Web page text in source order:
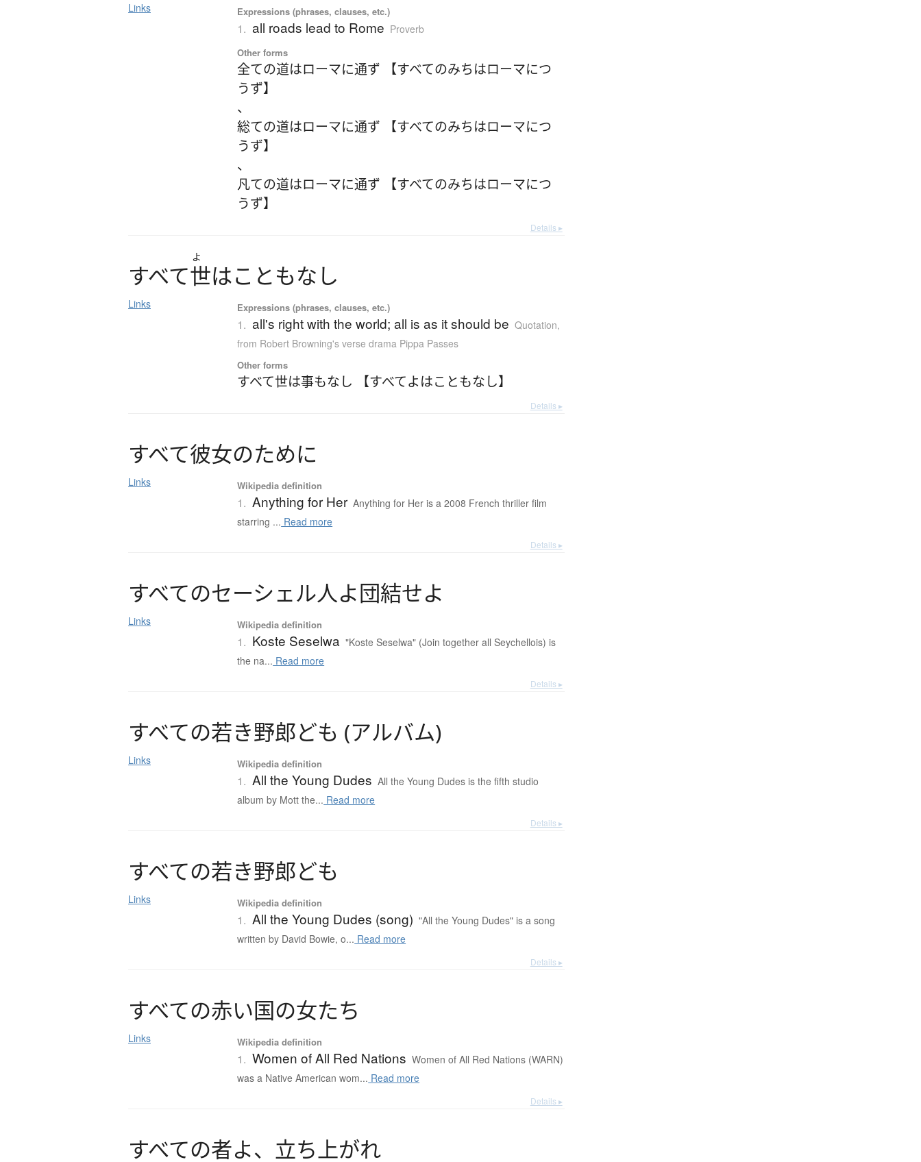
Links Expressions (phrases, clauses, etc.)
1. all roads lead to Rome Proverb
Other forms
全ての道はローマに通ず 【すべてのみちはローマにつ
うず】
、
総ての道はローマに通ず 【すべてのみちはローマにつ
うず】
、
凡ての道はローマに通ず 【すべてのみちはローマにつ
うず】
Details ▸
よ
すべて世はこ ともな し
Links Expressions (phrases, clauses, etc.)
1. all's right with the world; all is as it should be Quotation,
from Robert Browning's verse drama Pippa Passes
Other forms
すべて世は事もなし 【すべてよはこともなし】
Details ▸
すべて彼女のために
Links Wikipedia definition
1. Anything for Her Anything for Her is a 2008 French thriller film
starring ... Read more
Details ▸
すべてのセーシェル人よ団結せよ
Links Wikipedia definition
1. Koste Seselwa "Koste Seselwa" (Join together all Seychellois) is
the na... Read more
Details ▸
すべての若き野郎ども (アルバム)
Links Wikipedia definition
1. All the Young Dudes All the Young Dudes is the fifth studio
album by Mott the... Read more
Details ▸
すべての若き野郎ども
Links Wikipedia definition
1. All the Young Dudes (song) "All the Young Dudes" is a song
written by David Bowie, o... Read more
Details ▸
すべての赤い国の女たち
Links Wikipedia definition
1. Women of All Red Nations Women of All Red Nations (WARN)
was a Native American wom... Read more
Details ▸
すべての者よ、 立ち上がれ